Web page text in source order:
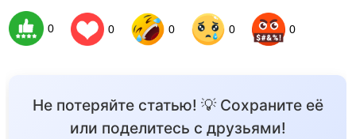
0 0 0 0 0
Не потеряйте статью! 💡 Сохраните её
или поделитесь с друзьями!